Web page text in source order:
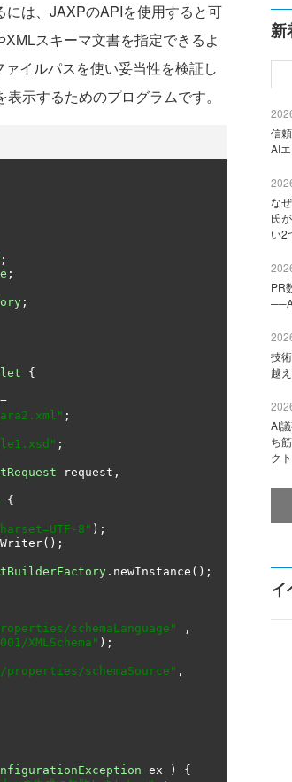
は、JAXPのAPIを使用すると可
スキーマ文書を指定できるよ
イルパスを使い妥当性を検証し
示するためのプログラムです。
;
;
;
{
=
;
;
request ,
{
8" );
();
. newInstance ();
schemaLanguage"
,
XMLSchema" );
schemaSource" ,
ex )
{
新
信
AI
な
氏
い2
PR
技
越
AI
ち
ク
イ